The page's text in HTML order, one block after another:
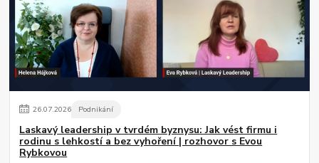
26.07.2026 Podnikání
Laskavý leadership v tvrdém byznysu: Jak vést firmu i
rodinu s lehkostí a bez vyhoření | rozhovor s Evou
Rybkovou